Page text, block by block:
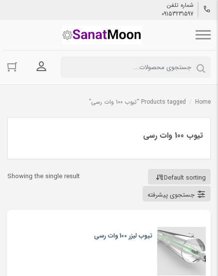
شماره تلفن
09153231597
ورود به
Home
/ Products tagged “تیوب 100 وات رسی”
تیوب 100 وات رسی
Showing the single result
Default sorting
جستجوی پیشرفته
تیوب لیزر 100 وات رسی